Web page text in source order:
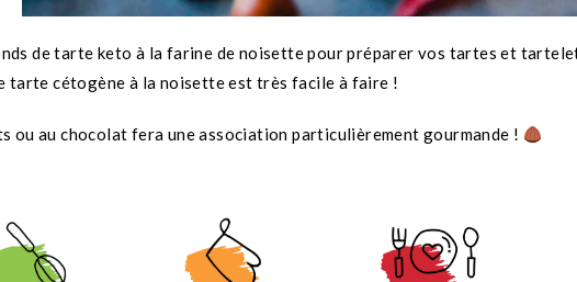
de tarte keto à la farine de noisette pour préparer vos tartes et
tarte cétogène à la noisette est très facile à faire !
ou au chocolat fera une association particulièrement gourmande !